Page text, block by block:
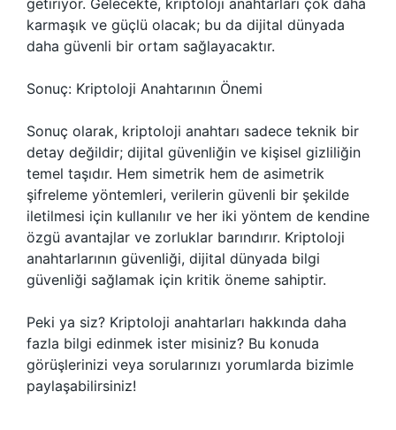
getiriyor. Gelecekte, kriptoloji anahtarları çok daha
karmaşık ve güçlü olacak; bu da dijital dünyada
daha güvenli bir ortam sağlayacaktır.
Sonuç: Kriptoloji Anahtarının Önemi
Sonuç olarak, kriptoloji anahtarı sadece teknik bir
detay değildir; dijital güvenliğin ve kişisel gizliliğin
temel taşıdır. Hem simetrik hem de asimetrik
şifreleme yöntemleri, verilerin güvenli bir şekilde
iletilmesi için kullanılır ve her iki yöntem de kendine
özgü avantajlar ve zorluklar barındırır. Kriptoloji
anahtarlarının güvenliği, dijital dünyada bilgi
güvenliği sağlamak için kritik öneme sahiptir.
Peki ya siz? Kriptoloji anahtarları hakkında daha
fazla bilgi edinmek ister misiniz? Bu konuda
görüşlerinizi veya sorularınızı yorumlarda bizimle
paylaşabilirsiniz!